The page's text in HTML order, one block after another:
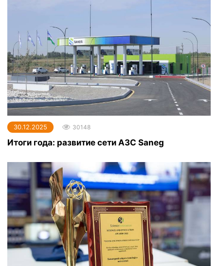
30.12.2025 30148
Итоги года: развитие сети АЗС Saneg